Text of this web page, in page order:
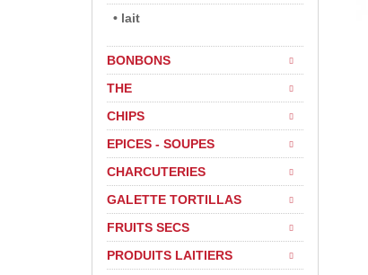
• lait
BONBONS
THE
CHIPS
EPICES - SOUPES
CHARCUTERIES
GALETTE TORTILLAS
FRUITS SECS
PRODUITS LAITIERS